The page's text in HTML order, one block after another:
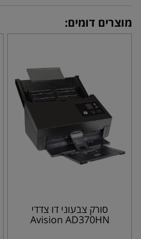
מוצרים דומים:
סורק צבעוני דו צדדי
Avision AD370HN